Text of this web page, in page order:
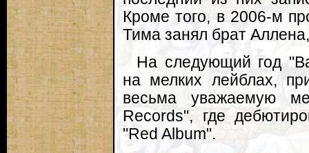
Кроме того, в 2006-м
Тима занял брат
На следующий год
на мелких лейблах,
весьма уважаемую
Records", где
"Red Album".